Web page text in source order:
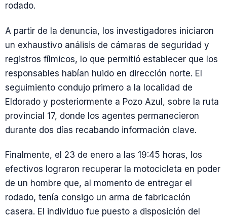
rodado.
A partir de la denuncia, los investigadores iniciaron
un exhaustivo análisis de cámaras de seguridad y
registros fílmicos, lo que permitió establecer que los
responsables habían huido en dirección norte. El
seguimiento condujo primero a la localidad de
Eldorado y posteriormente a Pozo Azul, sobre la ruta
provincial 17, donde los agentes permanecieron
durante dos días recabando información clave.
Finalmente, el 23 de enero a las 19:45 horas, los
efectivos lograron recuperar la motocicleta en poder
de un hombre que, al momento de entregar el
rodado, tenía consigo un arma de fabricación
casera. El individuo fue puesto a disposición del